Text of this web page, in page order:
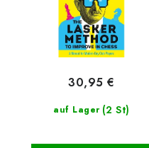
auf Lager (2 St)
30,95 €